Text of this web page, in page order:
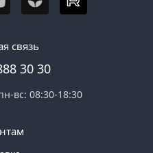
связь
30 30
вс: 08:30-18:30